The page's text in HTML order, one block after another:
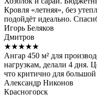
Кровля «летняя», без
подойдёт идеально.
Игорь Беляков
Дмитров
★★★★★
Ангар 450 м² для
нагрузкам, делали 4 дня.
что критично для
Александр Никонов
Красногорск